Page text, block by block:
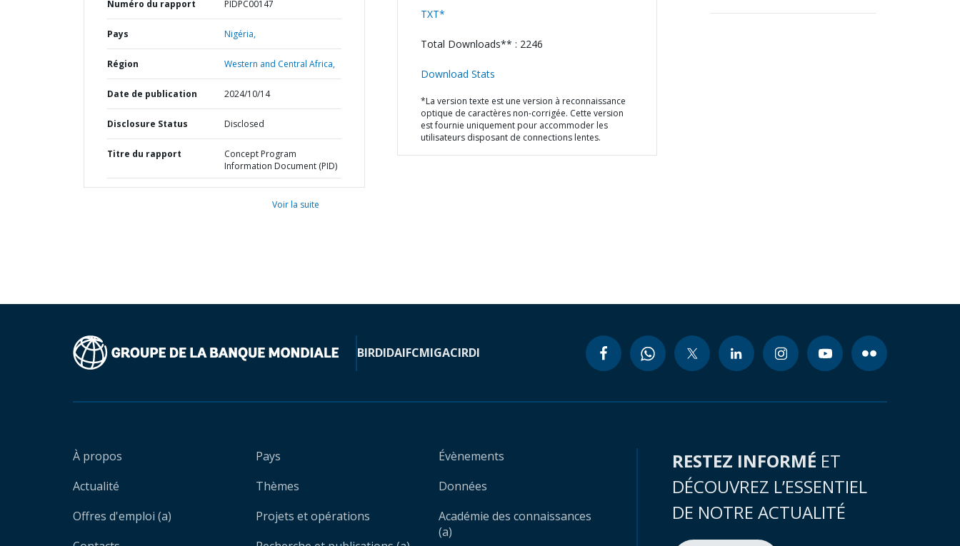
Numéro du rapport PIDPC00147
Pays Nigéria,
Région Western and Central Africa,
Date de publication 2024/10/14
Disclosure Status Disclosed
Titre du rapport
Concept Program
Information Document (PID)
Voir la suite
TXT*
Total Downloads** : 2246
Download Stats
*La version texte est une version à reconnaissance
optique de caractères non-corrigée. Cette version
est fournie uniquement pour accommoder les
utilisateurs disposant de connections lentes.
BIRDIDAIFCMIGACIRDI
À propos
Actualité
Offres d'emploi (a)
Pays
Thèmes
Projets et opérations
Évènements
Données
Académie des connaissances
(a)
RESTEZ INFORMÉ ET
DÉCOUVREZ L’ESSENTIEL
DE NOTRE ACTUALITÉ